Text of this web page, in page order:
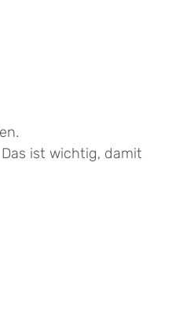
ist wichtig, damit